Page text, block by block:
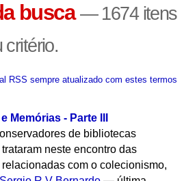
busca — 1674 itens
RSS sempre atualizado com estes termos
Memórias - Parte III
de bibliotecas
neste encontro das
com o colecionismo,